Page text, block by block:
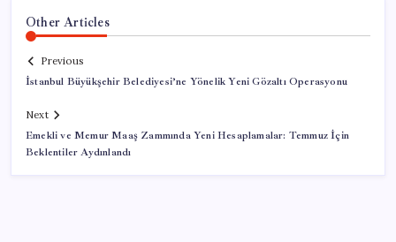
Other Articles
Previous
İstanbul Büyükşehir Belediyesi’ne Yönelik Yeni Gözaltı Operasyonu
Next
Emekli ve Memur Maaş Zammında Yeni Hesaplamalar: Temmuz İçin
Beklentiler Aydınlandı